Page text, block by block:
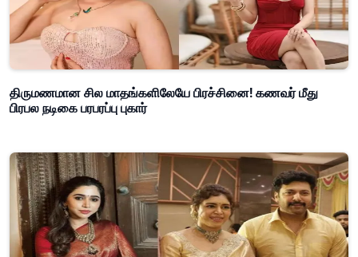
திருமணமான சில மாதங்களிலேயே பிரச்சினை! கணவர் மீது
பிரபல நடிகை பரபரப்பு புகார்